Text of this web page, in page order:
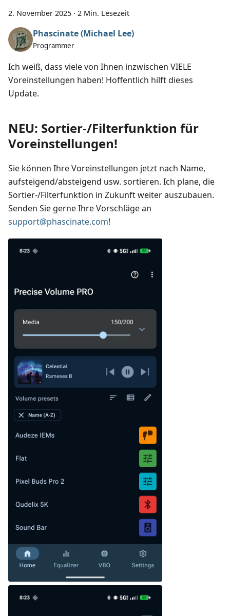
2. November 2025 · 2 Min. Lesezeit
Phascinate (Michael Lee)
Programmer
Ich weiß, dass viele von Ihnen inzwischen VIELE
Voreinstellungen haben! Hoffentlich hilft dieses
Update.
NEU: Sortier-/Filterfunktion für
Voreinstellungen!
Sie können Ihre Voreinstellungen jetzt nach Name,
aufsteigend/absteigend usw. sortieren. Ich plane, die
Sortier-/Filterfunktion in Zukunft weiter auszubauen.
Senden Sie gerne Ihre Vorschläge an
support@phascinate.com!